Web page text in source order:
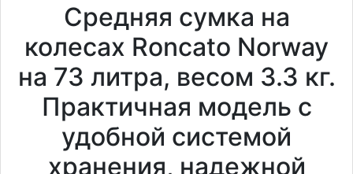
Средняя сумка на
колесах Roncato Norway
на 73 литра, весом 3.3 кг.
Практичная модель с
удобной системой
хранения, надежной